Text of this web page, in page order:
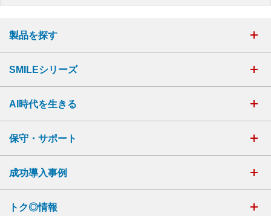
製品を探す
SMILEシリーズ
AI時代を生きる
保守・サポート
成功導入事例
トク◎情報